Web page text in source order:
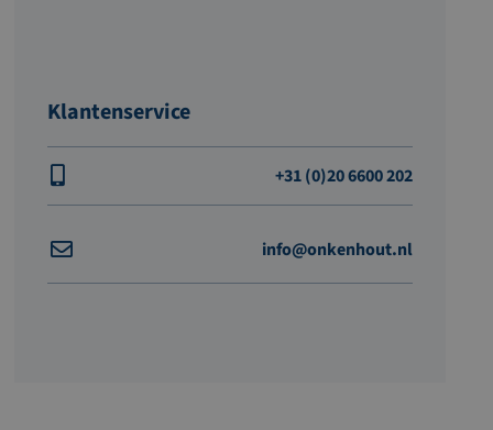
Klantenservice
+31 (0)20 6600 202
info@onkenhout.nl